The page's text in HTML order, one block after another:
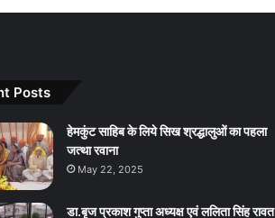
Posts
हेमकुंट साहिब के लिये सिख श्रद्धालुओं का पहला
जत्था रवाना
May 22, 2025
डा.बृज प्रकाश गुप्ता अध्यक्ष एवं ललिता सिंह रावत